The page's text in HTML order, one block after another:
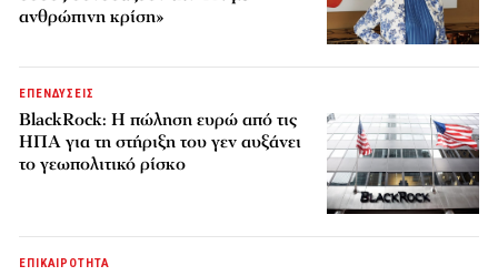
ανθρώπινη κρίση»
ΕΠΕΝΔΥΣΕΙΣ
BlackRock: Η πώληση ευρώ από τις
ΗΠΑ για τη στήριξη του γεν αυξάνει
το γεωπολιτικό ρίσκο
ΕΠΙΚΑΙΡΟΤΗΤΑ